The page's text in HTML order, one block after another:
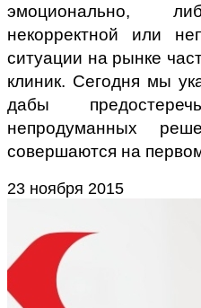
эмоционально,
некорректной или
ситуации на рынке
клиник. Сегодня мы
дабы
непродуманных
совершаются на
23 ноября 2015